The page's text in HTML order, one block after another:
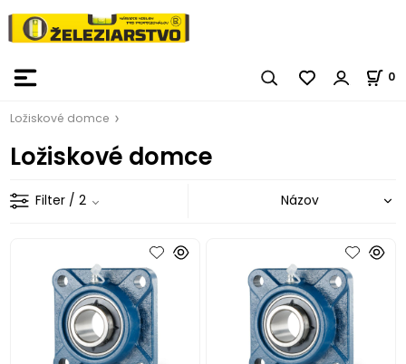
0
Ložiskové domce
Ložiskové domce
Filter / 2